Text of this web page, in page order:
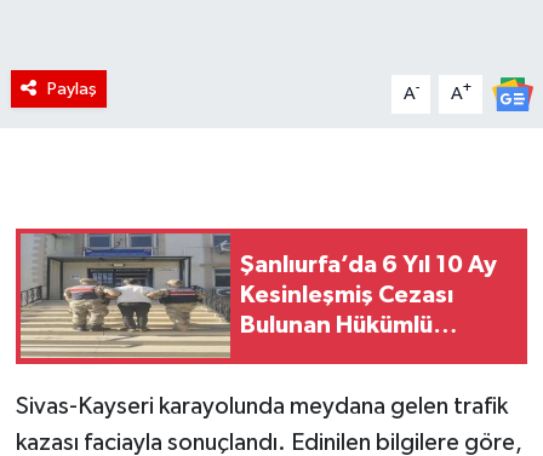
Paylaş A- A+
Şanlıurfa’da 6 Yıl 10 Ay
Kesinleşmiş Cezası
Bulunan Hükümlü
Sivas-Kayseri karayolunda meydana gelen trafik
kazası faciayla sonuçlandı. Edinilen bilgilere göre,